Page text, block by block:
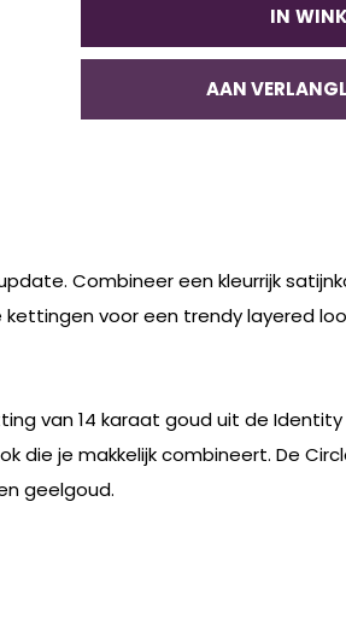
IN
AAN
Combineer een kleurrijk
voor een trendy layered
van 14 karaat goud uit de
je makkelijk combineert. De
geelgoud.